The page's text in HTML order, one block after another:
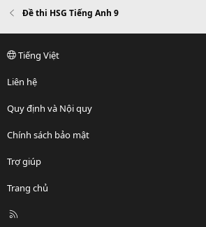
Đề thi HSG Tiếng Anh 9
Tiếng Việt
Liên hệ
Quy định và Nội quy
Chính sách bảo mật
Trợ giúp
Trang chủ
R